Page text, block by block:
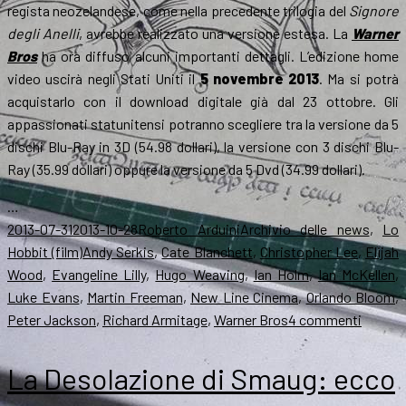
regista neozelandese, come nella precedente trilogia del Signore
degli Anelli, avrebbe realizzato una versione estesa. La Warner
Brosha ora diffuso alcuni importanti dettagli. L’edizione home
video uscirà negli Stati Uniti il5 novembre 2013. Ma si potrà
acquistarlo con il download digitale già dal 23 ottobre. Gli
appassionati statunitensi potranno scegliere tra la versione da 5
dischi Blu-Ray in 3D (54.98 dollari), la versione con 3 dischi Blu-
Ray (35.99 dollari) oppure la versione da 5 Dvd (34.99 dollari).
…
Scritto
il
2013-07-312013-10-28Autore
Roberto ArduiniCategorie
Archivio delle news, Lo
Hobbit (film)Tag
Andy Serkis,Cate Blanchett, Christopher Lee, Elijah
Wood, Evangeline Lilly,Hugo Weaving,Ian Holm,Ian McKellen,
Luke Evans, Martin Freeman, New Line Cinema,Orlando Bloom,
Peter Jackson, Richard Armitage, Warner Bros4 commentisu
il
La Desolazione di Smaug: ecco